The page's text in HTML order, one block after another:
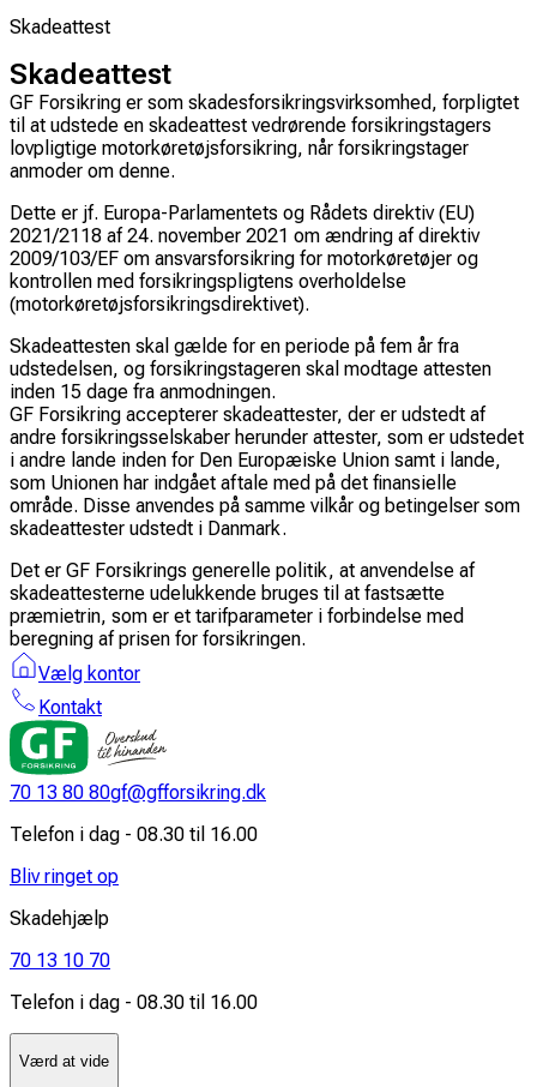
Skadeattest
Skadeattest
GF Forsikring er som skadesforsikringsvirksomhed, forpligtet
til at udstede en skadeattest vedrørende forsikringstagers
lovpligtige motorkøretøjsforsikring, når forsikringstager
anmoder om denne.
Dette er jf. Europa-Parlamentets og Rådets direktiv (EU)
2021/2118 af 24. november 2021 om ændring af direktiv
2009/103/EF om ansvarsforsikring for motorkøretøjer og
kontrollen med forsikringspligtens overholdelse
(motorkøretøjsforsikringsdirektivet).
Skadeattesten skal gælde for en periode på fem år fra
udstedelsen, og forsikringstageren skal modtage attesten
inden 15 dage fra anmodningen.
GF Forsikring accepterer skadeattester, der er udstedt af
andre forsikringsselskaber herunder attester, som er udstedet
i andre lande inden for Den Europæiske Union samt i lande,
som Unionen har indgået aftale med på det finansielle
område. Disse anvendes på samme vilkår og betingelser som
skadeattester udstedt i Danmark.
Det er GF Forsikrings generelle politik, at anvendelse af
skadeattesterne udelukkende bruges til at fastsætte
præmietrin, som er et tarifparameter i forbindelse med
beregning af prisen for forsikringen.
Vælg kontor
Kontakt
70 13 80 80gf@gfforsikring.dk
Telefon i dag - 08.30 til 16.00
Bliv ringet op
Skadehjælp
70 13 10 70
Telefon i dag - 08.30 til 16.00
Værd at vide